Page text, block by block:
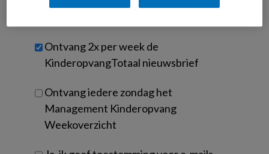
welke
je?
Untitled
Ontvang 2x per week de
KinderopvangTotaal nieuwsbrief
Ontvang iedere zondag het
Management Kinderopvang
Weekoverzicht